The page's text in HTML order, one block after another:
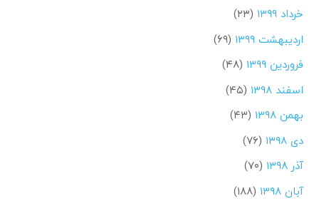
خرداد ۱۳۹۹
(۲۳)
اردیبهشت ۱۳۹۹
(۶۹)
فروردین ۱۳۹۹
(۴۸)
اسفند ۱۳۹۸
(۴۵)
بهمن ۱۳۹۸
(۴۳)
دی ۱۳۹۸
(۷۶)
آذر ۱۳۹۸
(۷۰)
آبان ۱۳۹۸
(۱۸۸)